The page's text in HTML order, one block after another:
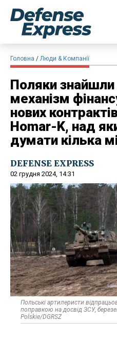
Головна Люди & Компанії
Поляки знайшли
механізм
нових
Homar-K, над
думати кілька
DEFENSE EXPRESS
02 грудня 2024, 14:31
Польські артилеристи
поправкою на досвід ЗСУ,
Polskie/DGRSZ